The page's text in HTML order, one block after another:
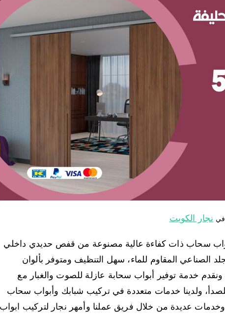
نجار الكويت
سحاب ذات كفاءة عالية مصنوعة من قفص حديدي داخلي
المقاوم للماء، سهل التنظيف ومتوفر بألوان
خدمة توفير أبواب سحابة عازلة للصوت والغبار مع
ولدينا خدمات متعددة في تركيب شبابك وأبواب سحاب
وخدمات عديدة من خلال فريق عملنا وأمهر نجار لتركيب ابواب